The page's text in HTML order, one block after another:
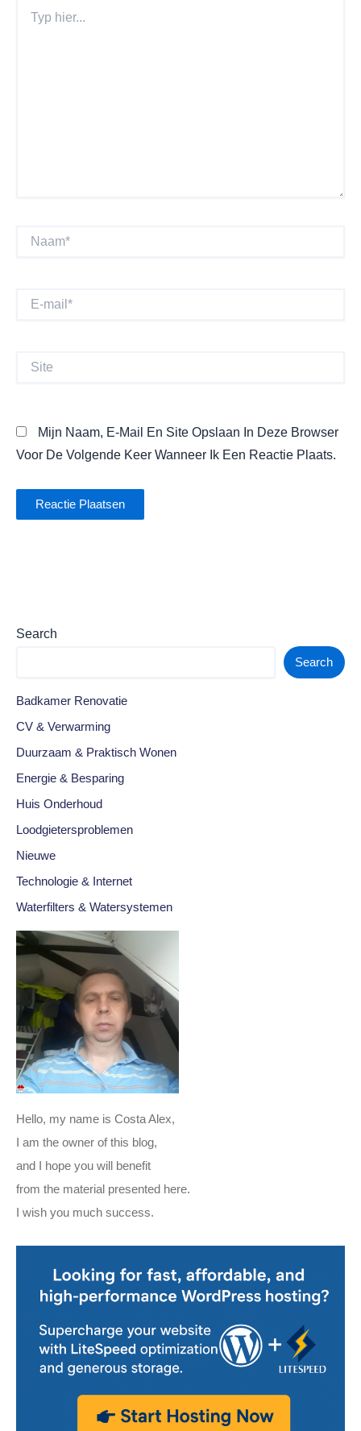
Hier...
Naam*
Site
Mijn Naam, E-Mail En Site Opslaan In Deze Browser
Voor De Volgende Keer Wanneer Ik Een Reactie Plaats.
Search
Search
Badkamer Renovatie
CV & Verwarming
Duurzaam & Praktisch Wonen
Energie & Besparing
Huis Onderhoud
Loodgietersproblemen
Nieuwe
Technologie & Internet
Waterfilters & Watersystemen
Hello, my name is Costa Alex,
I am the owner of this blog,
and I hope you will benefit
from the material presented here.
I wish you much success.